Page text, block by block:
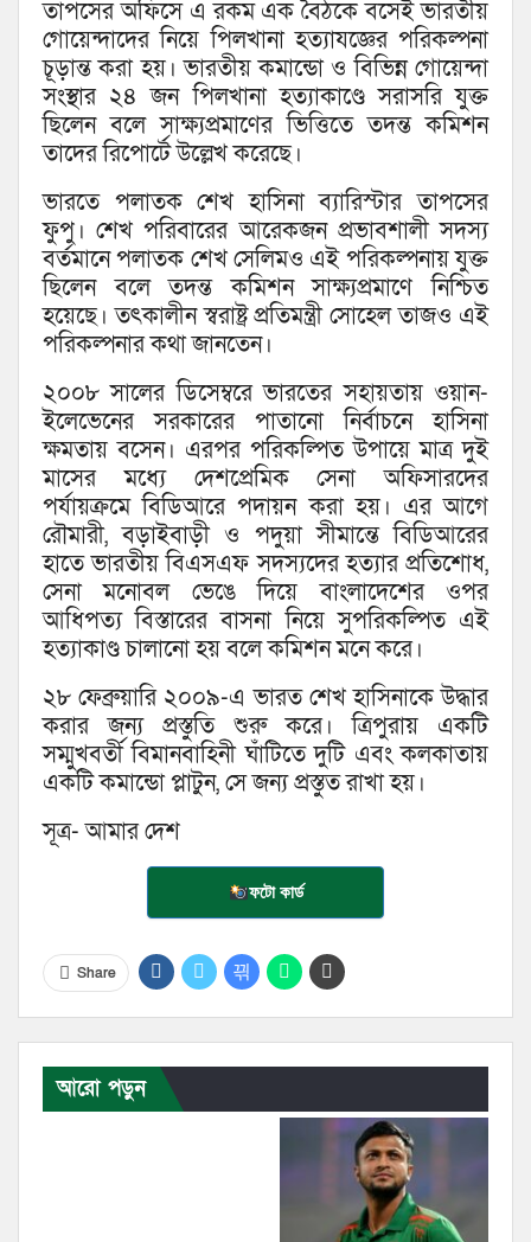
তাপসের অফিসে এ রকম এক বৈঠকে বসেই ভারতীয়
গোয়েন্দাদের নিয়ে পিলখানা হত্যাযজ্ঞের পরিকল্পনা
চূড়ান্ত করা হয়। ভারতীয় কমান্ডো ও বিভিন্ন গোয়েন্দা
সংস্থার ২৪ জন পিলখানা হত্যাকাণ্ডে সরাসরি যুক্ত
ছিলেন বলে সাক্ষ্যপ্রমাণের ভিত্তিতে তদন্ত কমিশন
তাদের রিপোর্টে উল্লেখ করেছে।
ভারতে পলাতক শেখ হাসিনা ব্যারিস্টার তাপসের
ফুপু। শেখ পরিবারের আরেকজন প্রভাবশালী সদস্য
বর্তমানে পলাতক শেখ সেলিমও এই পরিকল্পনায় যুক্ত
ছিলেন বলে তদন্ত কমিশন সাক্ষ্যপ্রমাণে নিশ্চিত
হয়েছে। তৎকালীন স্বরাষ্ট্র প্রতিমন্ত্রী সোহেল তাজও এই
পরিকল্পনার কথা জানতেন।
২০০৮ সালের ডিসেম্বরে ভারতের সহায়তায় ওয়ান-
ইলেভেনের সরকারের পাতানো নির্বাচনে হাসিনা
ক্ষমতায় বসেন। এরপর পরিকল্পিত উপায়ে মাত্র দুই
মাসের মধ্যে দেশপ্রেমিক সেনা অফিসারদের
পর্যায়ক্রমে বিডিআরে পদায়ন করা হয়। এর আগে
রৌমারী, বড়াইবাড়ী ও পদুয়া সীমান্তে বিডিআরের
হাতে ভারতীয় বিএসএফ সদস্যদের হত্যার প্রতিশোধ,
সেনা মনোবল ভেঙে দিয়ে বাংলাদেশের ওপর
আধিপত্য বিস্তারের বাসনা নিয়ে সুপরিকল্পিত এই
হত্যাকাণ্ড চালানো হয় বলে কমিশন মনে করে।
২৮ ফেব্রুয়ারি ২০০৯-এ ভারত শেখ হাসিনাকে উদ্ধার
করার জন্য প্রস্তুতি শুরু করে। ত্রিপুরায় একটি
সম্মুখবর্তী বিমানবাহিনী ঘাঁটিতে দুটি এবং কলকাতায়
একটি কমান্ডো প্লাটুন, সে জন্য প্রস্তুত রাখা হয়।
সূত্র- আমার দেশ
ফটো কার্ড
Share
আরো পড়ুন